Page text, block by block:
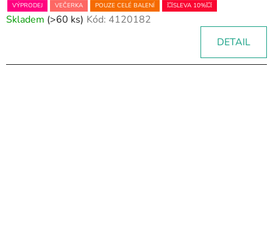
VÝPRODEJ VEČERKA POUZE CELÉ BALENÍ 💥SLEVA 10%💥
Skladem (>60 ks) Kód: 4120182
DETAIL